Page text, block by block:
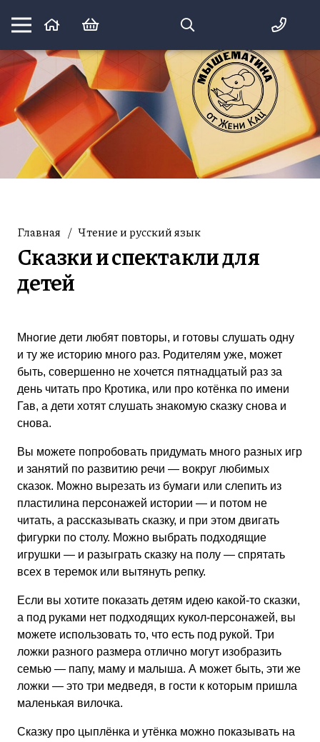
Математика вприпрыжку:
идеи и игры для детей и их родителей
Главная / Чтение и русский язык
Сказки и спектакли для
детей
Многие дети любят повторы, и готовы слушать одну
и ту же историю много раз. Родителям уже, может
быть, совершенно не хочется пятнадцатый раз за
день читать про Кротика, или про котёнка по имени
Гав, а дети хотят слушать знакомую сказку снова и
снова.
Вы можете попробовать придумать много разных игр
и занятий по развитию речи — вокруг любимых
сказок. Можно вырезать из бумаги или слепить из
пластилина персонажей истории — и потом не
читать, а рассказывать сказку, и при этом двигать
фигурки по столу. Можно выбрать подходящие
игрушки — и разыграть сказку на полу — спрятать
всех в теремок или вытянуть репку.
Если вы хотите показать детям идею какой-то сказки,
а под руками нет подходящих кукол-персонажей, вы
можете использовать то, что есть под рукой. Три
ложки разного размера отлично могут изобразить
семью — папу, маму и малыша. А может быть, эти же
ложки — это три медведя, в гости к которым пришла
маленькая вилочка.
Сказку про цыплёнка и утёнка можно показывать на